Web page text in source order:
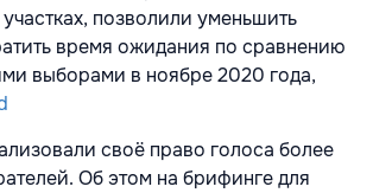
позволили уменьшить
время ожидания по сравнению
выборами в ноябре 2020 года,
своё право голоса более
Об этом на брифинге для